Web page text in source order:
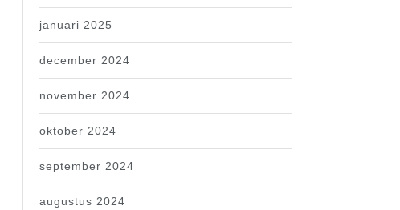
januari 2025
december 2024
november 2024
oktober 2024
september 2024
augustus 2024